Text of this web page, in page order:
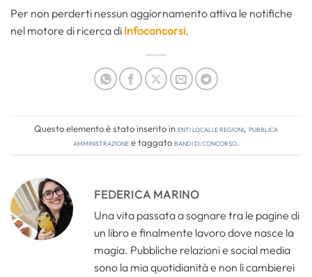
Per non perderti nessun aggiornamento attiva le notifiche
nel motore di ricerca di Infoconcorsi.
Questo elemento è stato inserito inEnti locali e regioni, Pubblica
amministrazionee taggatobandi di concorso.
FEDERICA MARINO
Una vita passata a sognare tra le pagine di
un libro e finalmente lavoro dove nasce la
magia. Pubbliche relazioni e social media
sono la mia quotidianità e non li cambierei